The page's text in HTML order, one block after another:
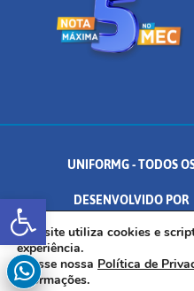
Abrir a barra de
UNIFORMG - TODOS
DESENVOLVIDO POR
AV. DR. ARNALDO DE SENNA,
Este site utiliza cookies e
experiência.
Acesse nossa Política de
informações.